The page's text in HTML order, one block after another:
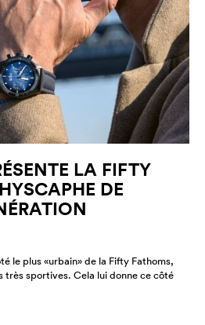
LA FIFTY
DE
le plus «urbain» de la Fifty Fathoms,
très sportives. Cela lui donne ce côté